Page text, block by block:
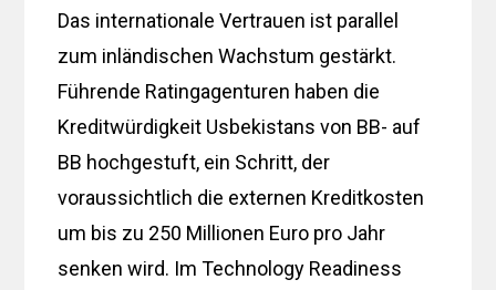
Das internationale Vertrauen ist parallel
zum inländischen Wachstum gestärkt.
Führende Ratingagenturen haben die
Kreditwürdigkeit Usbekistans von BB- auf
BB hochgestuft, ein Schritt, der
voraussichtlich die externen Kreditkosten
um bis zu 250 Millionen Euro pro Jahr
senken wird. Im Technology Readiness